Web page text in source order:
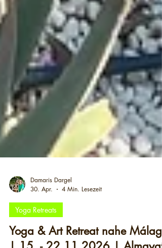
Damaris Dargel
30. Apr.
4 Min. Lesezeit